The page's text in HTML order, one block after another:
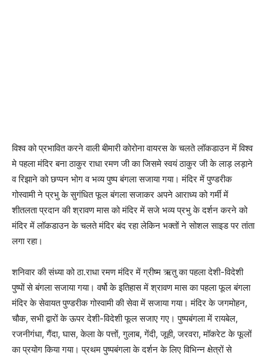
विश्व को प्रभावित करने वाली बीमारी कोरोना वायरस के चलते लॉकडाउन में विश्व
मे पहला मंदिर बना ठाकुर राधा रमण जी का जिसमे स्वयं ठाकुर जी के लाड़ लड़ाने
व रिझाने को छप्पन भोग व भव्य पुष्प बंगला सजाया गया। मंदिर में पुण्डरीक
गोस्वामी ने प्रभु के सुगंधित फूल बंगला सजाकर अपने आराध्य को गर्मी में
शीतलता प्रदान की श्रावण मास को मंदिर में सजे भव्य प्रभु के दर्शन करने को
मंदिर में लॉकडाउन के चलते मंदिर बंद रहा लेकिन भक्तों ने सोशल साइड पर तांता
लगा रहा।
शनिवार की संध्या को ठा.राधा रमण मंदिर में ग्रीष्म ऋतु का पहला देशी-विदेशी
पुष्पों से बंगला सजाया गया। वर्षो के इतिहास में श्रावण मास का पहला फूल बंगला
मंदिर के सेवायत पुण्डरीक गोस्वामी की सेवा में सजाया गया। मंदिर के जगमोहन,
चौक, सभी द्वारों के ऊपर देशी-विदेशी फूल सजाए गए। पुष्पबंगला में रायबेल,
रजनीगंधा, गैंदा, घास, केला के पत्तों, गुलाब, गेंदी, जूही, जरवरा, मॉकरेट के फूलों
का प्रयोग किया गया। प्रथम पुष्पबंगला के दर्शन के लिए विभिन्न क्षेत्रों से